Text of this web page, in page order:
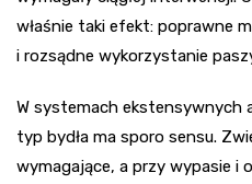
właśnie taki efekt: poprawne
i rozsądne wykorzystanie
W systemach ekstensywnych
typ bydła ma sporo sensu.
wymagające, a przy wypasie i